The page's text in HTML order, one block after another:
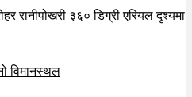
रानीपोखरी ३६० डिग्री एरियल दृश्यमा
विमानस्थल